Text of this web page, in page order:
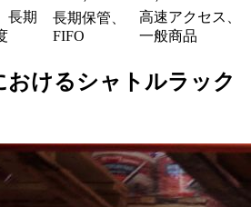
長期
長期保管、
FIFO
高速アクセス、
一般商品
おけるシャトルラック